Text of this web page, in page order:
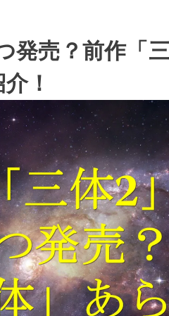
発売？前作「
！